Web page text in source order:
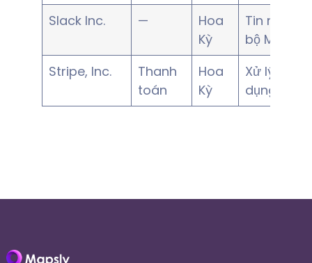
Slack Inc.
—
Hoa
Kỳ
Tin nhắn
bộ Mapsly
Stripe, Inc.
Thanh
toán
Hoa
Kỳ
Xử lý thẻ
dụng